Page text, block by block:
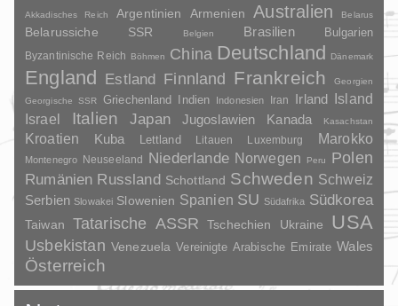
Akkadisches Reich Argentinien Armenien Australien Belarus
Belarussiche SSR Belgien Brasilien Bulgarien
Byzantinische Reich Böhmen China Deutschland Dänemark
England Estland Finnland Frankreich
Georgien
Georgische SSR
Griechenland Indien Indonesien Iran Irland
Island
Israel
Italien Japan Jugoslawien Kanada Kasachstan
Kroatien Kuba Lettland Litauen Luxemburg Marokko
Montenegro Neuseeland Niederlande Norwegen Peru
Polen
Rumänien Russland Schottland Schweden Schweiz
Serbien Slowakei Slowenien Spanien SU Südafrika Südkorea
Taiwan Tatarische ASSR Tschechien Ukraine USA
Usbekistan Venezuela Vereinigte Arabische Emirate Wales
Österreich